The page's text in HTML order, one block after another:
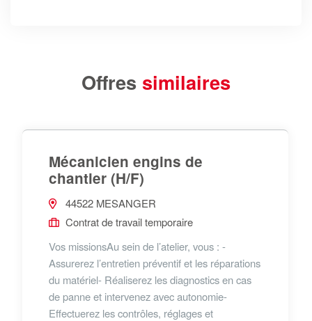
Offres similaires
Mécanicien engins de
chantier (H/F)
44522 MESANGER
Contrat de travail temporaire
Vos missionsAu sein de l’atelier, vous : -
Assurerez l’entretien préventif et les réparations
du matériel- Réaliserez les diagnostics en cas
de panne et intervenez avec autonomie-
Effectuerez les contrôles, réglages et